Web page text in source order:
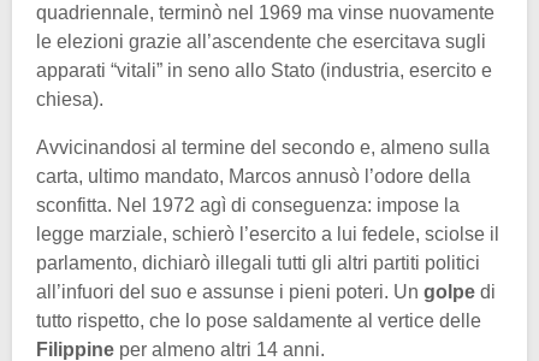
quadriennale, terminò nel 1969 ma vinse nuovamente
le elezioni grazie all’ascendente che esercitava sugli
apparati “vitali” in seno allo Stato (industria, esercito e
chiesa).
Avvicinandosi al termine del secondo e, almeno sulla
carta, ultimo mandato, Marcos annusò l’odore della
sconfitta. Nel 1972 agì di conseguenza: impose la
legge marziale, schierò l’esercito a lui fedele, sciolse il
parlamento, dichiarò illegali tutti gli altri partiti politici
all’infuori del suo e assunse i pieni poteri. Un golpe di
tutto rispetto, che lo pose saldamente al vertice delle
Filippine per almeno altri 14 anni.